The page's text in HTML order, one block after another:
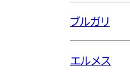
ブルガリ
エルメス